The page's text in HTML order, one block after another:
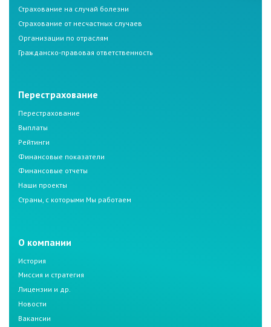
Страхование на случай болезни
Страхование от несчастных случаев
Организации по отраслям
Гражданско-правовая ответственность
Перестрахование
Перестрахование
Выплаты
Рейтинги
Финансовые показатели
Финансовые отчеты
Наши проекты
Страны, с которыми Мы работаем
О компании
История
Миссия и стратегия
Лицензии и др.
Новости
Вакансии